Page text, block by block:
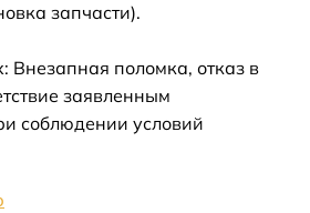
запчасти).
Внезапная поломка, отказ в
заявленным
соблюдении условий